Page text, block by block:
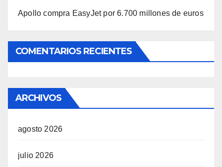
Apollo compra EasyJet por 6.700 millones de euros
COMENTARIOS RECIENTES
ARCHIVOS
agosto 2026
julio 2026